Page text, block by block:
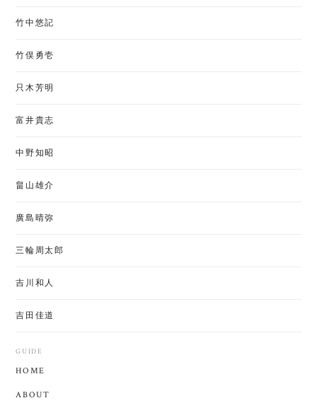
竹中悠記
竹俣勇壱
只木芳明
富井貴志
中野知昭
畠山雄介
廣島晴弥
三輪周太郎
吉川和人
吉田佳道
GUIDE
HOME
ABOUT